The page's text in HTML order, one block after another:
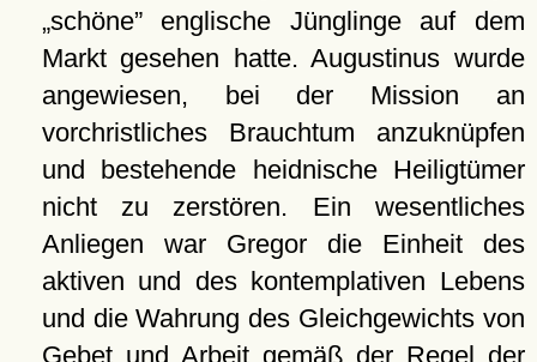
schöne englische Jünglinge auf dem
Markt gesehen hatte. Augustinus wurde
angewiesen, bei der Mission an
vorchristliches Brauchtum anzuknüpfen
und bestehende heidnische Heiligtümer
nicht zu zerstören. Ein wesentliches
Anliegen war Gregor die Einheit des
aktiven und des kontemplativen Lebens
und die Wahrung des Gleichgewichts von
Gebet und Arbeit gemäß der Regel der